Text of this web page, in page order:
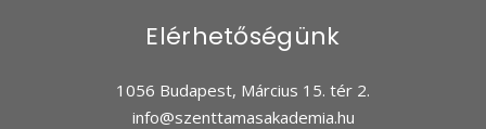
Elérhetőségünk
1056 Budapest, Március 15. tér 2.
info@szenttamasakademia.hu